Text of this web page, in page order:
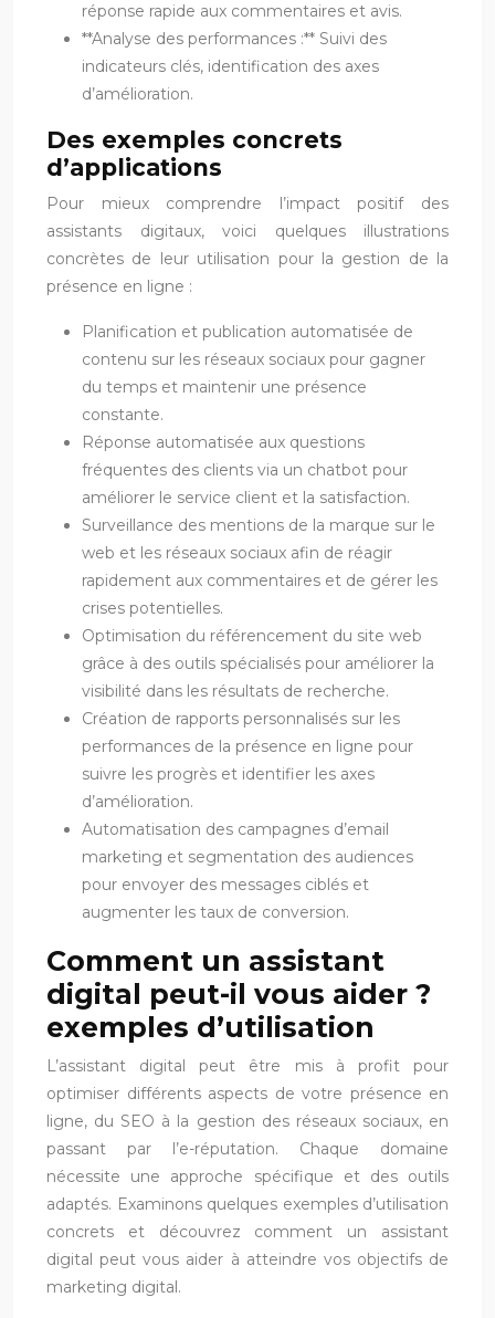
réponse rapide aux commentaires et avis.
**Analyse des performances :** Suivi des
indicateurs clés, identification des axes
d’amélioration.
Des exemples concrets
d’applications
Pour mieux comprendre l’impact positif des
assistants digitaux, voici quelques illustrations
concrètes de leur utilisation pour la gestion de la
présence en ligne :
Planification et publication automatisée de
contenu sur les réseaux sociaux pour gagner
du temps et maintenir une présence
constante.
Réponse automatisée aux questions
fréquentes des clients via un chatbot pour
améliorer le service client et la satisfaction.
Surveillance des mentions de la marque sur le
web et les réseaux sociaux afin de réagir
rapidement aux commentaires et de gérer les
crises potentielles.
Optimisation du référencement du site web
grâce à des outils spécialisés pour améliorer la
visibilité dans les résultats de recherche.
Création de rapports personnalisés sur les
performances de la présence en ligne pour
suivre les progrès et identifier les axes
d’amélioration.
Automatisation des campagnes d’email
marketing et segmentation des audiences
pour envoyer des messages ciblés et
augmenter les taux de conversion.
Comment un assistant
digital peut-il vous aider ?
exemples d’utilisation
L’assistant digital peut être mis à profit pour
optimiser différents aspects de votre présence en
ligne, du SEO à la gestion des réseaux sociaux, en
passant par l’e-réputation. Chaque domaine
nécessite une approche spécifique et des outils
adaptés. Examinons quelques exemples d’utilisation
concrets et découvrez comment un assistant
digital peut vous aider à atteindre vos objectifs de
marketing digital.